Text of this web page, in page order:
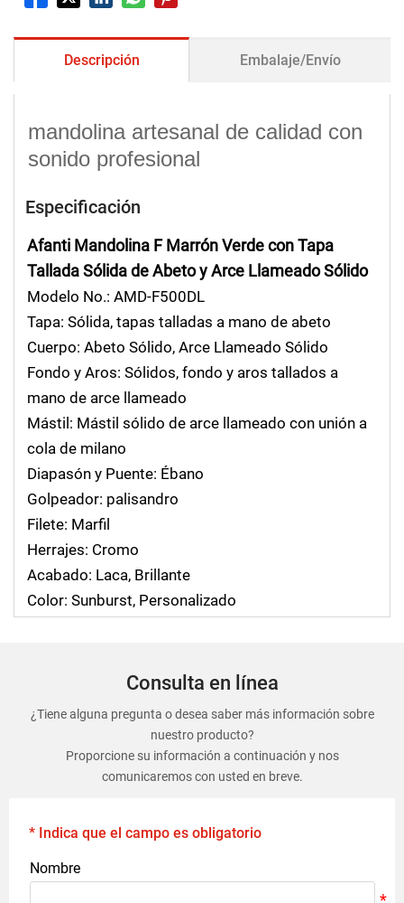
Descripción Embalaje/Envío
mandolina artesanal de calidad con
sonido profesional
Especificación
Afanti Mandolina F Marrón Verde con Tapa
Tallada Sólida de Abeto y Arce Llameado Sólido
Modelo No.: AMD-F500DL
Tapa: Sólida, tapas talladas a mano de abeto
Cuerpo: Abeto Sólido, Arce Llameado Sólido
Fondo y Aros: Sólidos, fondo y aros tallados a
mano de arce llameado
Mástil: Mástil sólido de arce llameado con unión a
cola de milano
Diapasón y Puente: Ébano
Golpeador: palisandro
Filete: Marfil
Herrajes: Cromo
Acabado: Laca, Brillante
Color: Sunburst, Personalizado
Consulta en línea
¿Tiene alguna pregunta o desea saber más información sobre
nuestro producto?
Proporcione su información a continuación y nos
comunicaremos con usted en breve.
* Indica que el campo es obligatorio
Nombre